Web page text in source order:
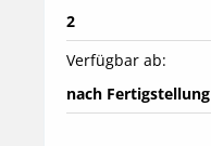
2
Verfügbar ab:
nach Fertigstellung